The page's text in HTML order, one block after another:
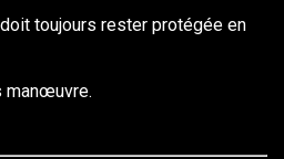
toujours rester protégée en
manœuvre.